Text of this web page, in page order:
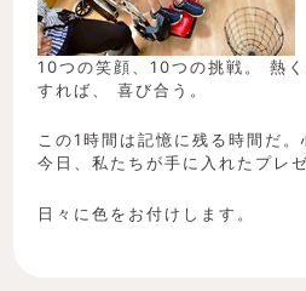
10つの笑顔、10つの挑戦。 熱
すれば、 喜び合う。
この1時間は記憶に残る時間だ。
今日、私たちが手に入れたプレゼ
日々に色をお付けします。